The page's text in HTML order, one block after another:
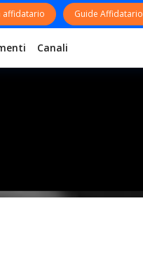
affidatario Guide Affidatario
Canali